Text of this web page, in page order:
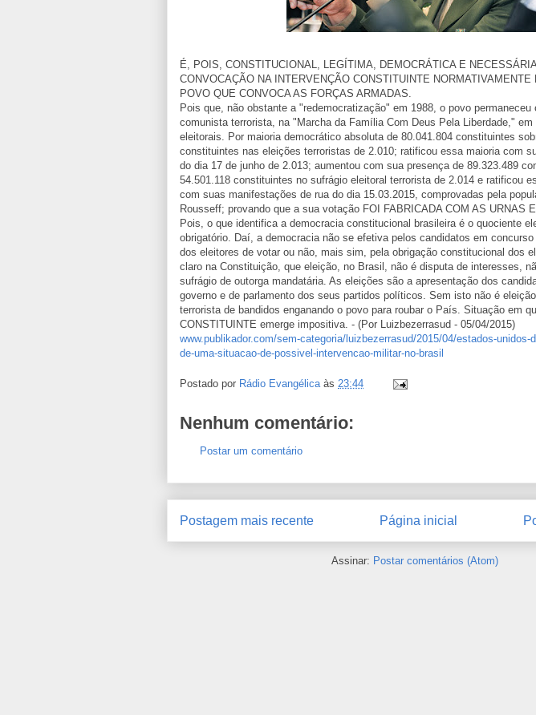
É, POIS, CONSTITUCIONAL, LEGÍTIMA, DEMOCRÁTICA E
CONVOCAÇÃO NA INTERVENÇÃO CONSTITUINTE
POVO QUE CONVOCA AS FORÇAS ARMADAS.
Pois que, não obstante a "redemocratização" em 1988, o povo permaneceu
comunista terrorista, na "Marcha da Família Com Deus Pela Liberdade,"
eleitorais. Por maioria democrático absoluta de 80.041.804 constituintes
constituintes nas eleições terroristas de 2.010; ratificou essa maioria com
do dia 17 de junho de 2.013; aumentou com sua presença de 89.323.489
54.501.118 constituintes no sufrágio eleitoral terrorista de 2.014 e ratificou
com suas manifestações de rua do dia 15.03.2015, comprovadas pela
Rousseff; provando que a sua votação FOI FABRICADA COM AS URNAS
Pois, o que identifica a democracia constitucional brasileira é o quociente
obrigatório. Daí, a democracia não se efetiva pelos candidatos em
dos eleitores de votar ou não, mais sim, pela obrigação constitucional dos
claro na Constituição, que eleição, no Brasil, não é disputa de interesses,
sufrágio de outorga mandatária. As eleições são a apresentação dos
governo e de parlamento dos seus partidos políticos. Sem isto não é
terrorista de bandidos enganando o povo para roubar o País. Situação em
CONSTITUINTE emerge impositiva. - (Por Luizbezerrasud - 05/04/2015)
www.publikador.com/sem-categoria/luizbezerrasud/2015/04/estados-unidos-
de-uma-situacao-de-possivel-intervencao-militar-no-brasil
Postado por Rádio Evangélica às 23:44
Nenhum comentário:
Postar um comentário
Postagem mais recente Página inicial
Assinar: Postar comentários (Atom)